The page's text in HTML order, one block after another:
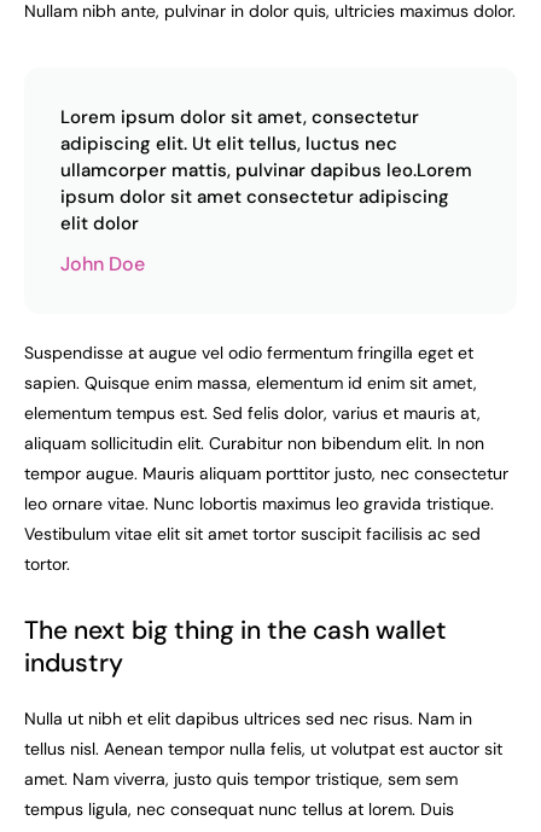
Nullam nibh ante, pulvinar in dolor quis, ultricies maximus dolor.
Lorem ipsum dolor sit amet, consectetur
adipiscing elit. Ut elit tellus, luctus nec
ullamcorper mattis, pulvinar dapibus leo.Lorem
ipsum dolor sit amet consectetur adipiscing
elit dolor
John Doe
Suspendisse at augue vel odio fermentum fringilla eget et
sapien. Quisque enim massa, elementum id enim sit amet,
elementum tempus est. Sed felis dolor, varius et mauris at,
aliquam sollicitudin elit. Curabitur non bibendum elit. In non
tempor augue. Mauris aliquam porttitor justo, nec consectetur
leo ornare vitae. Nunc lobortis maximus leo gravida tristique.
Vestibulum vitae elit sit amet tortor suscipit facilisis ac sed
tortor.
The next big thing in the cash wallet
industry
Nulla ut nibh et elit dapibus ultrices sed nec risus. Nam in
tellus nisl. Aenean tempor nulla felis, ut volutpat est auctor sit
amet. Nam viverra, justo quis tempor tristique, sem sem
tempus ligula, nec consequat nunc tellus at lorem. Duis